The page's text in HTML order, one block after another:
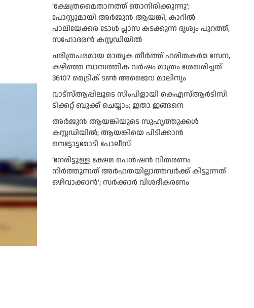
‘ക്ഷേത്രമൈതാനത്ത് ഞാനിരിക്കുന്നു’;
പോസ്റ്റുമായി അർജുൻ ആയങ്കി, കാറിൽ
പാലിയേക്കര ടോൾ പ്ലാസ കടക്കുന്ന ദൃശ്യം പുറത്ത്,
സഹോദരൻ കസ്റ്റഡിയിൽ
ചരിത്രപരമായ മാതൃക തീര്‍ത്ത് ഹരിതകര്‍മ സേന,
കഴിഞ്ഞ സാമ്പത്തിക വര്‍ഷം മാത്രം ശേഖരിച്ചത്
36107 മെട്രിക് ടണ്‍ അജൈവ മാലിന്യം
വാട്‌സ്ആപ്പിലൂടെ സിംപിളായി കെഎസ്ആര്‍ടിസി
ടിക്കറ്റ് ബുക്ക് ചെയ്യാം; ഇതാ ഇങ്ങനെ
അർജുൻ ആയങ്കിയുടെ സുഹൃത്തുക്കൾ
കസ്റ്റഡിയിൽ; ആയങ്കിയെ പിടിക്കാൻ
നെട്ടോട്ടമോടി പോലീസ്
‘നേരിട്ടുള്ള ക്ഷേമ പെൻഷൻ വിതരണം
നി‍‍ർത്തുന്നത് അർഹതയില്ലാത്തവർക്ക് കിട്ടുന്നത്
ഒഴിവാക്കാൻ’; സർക്കാ‍ർ വിശദീകരണം